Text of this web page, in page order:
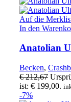
Auf die
In den
Anatolian
Becken,
€212,67
ist: € 199,00.
-7%